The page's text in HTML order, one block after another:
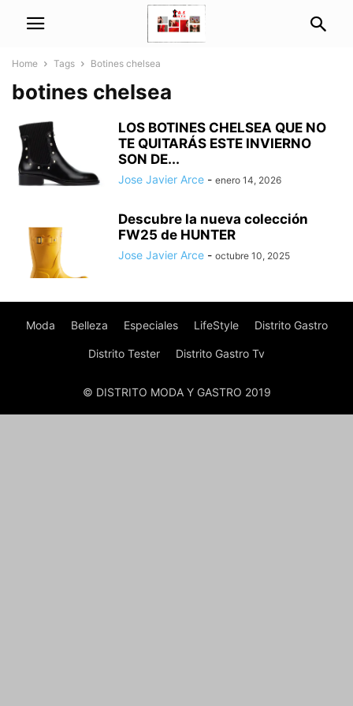
Home Tags Botines chelsea
botines chelsea
LOS BOTINES CHELSEA QUE NO
TE QUITARÁS ESTE INVIERNO
SON DE...
Jose Javier Arce - enero 14, 2026
Descubre la nueva colección
FW25 de HUNTER
Jose Javier Arce - octubre 10, 2025
Moda Belleza Especiales LifeStyle Distrito Gastro
Distrito Tester Distrito Gastro Tv
© DISTRITO MODA Y GASTRO 2019